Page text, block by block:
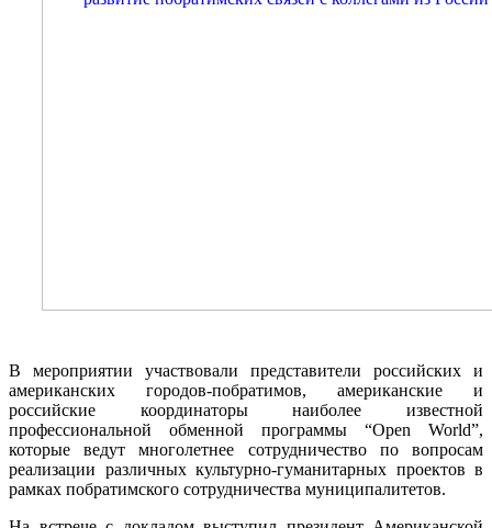
В мероприятии участвовали представители российских и
американских городов-побратимов, американские и
российские координаторы наиболее известной
профессиональной обменной программы “Open World”,
которые ведут многолетнее сотрудничество по вопросам
реализации различных культурно-гуманитарных проектов в
рамках побратимского сотрудничества муниципалитетов.